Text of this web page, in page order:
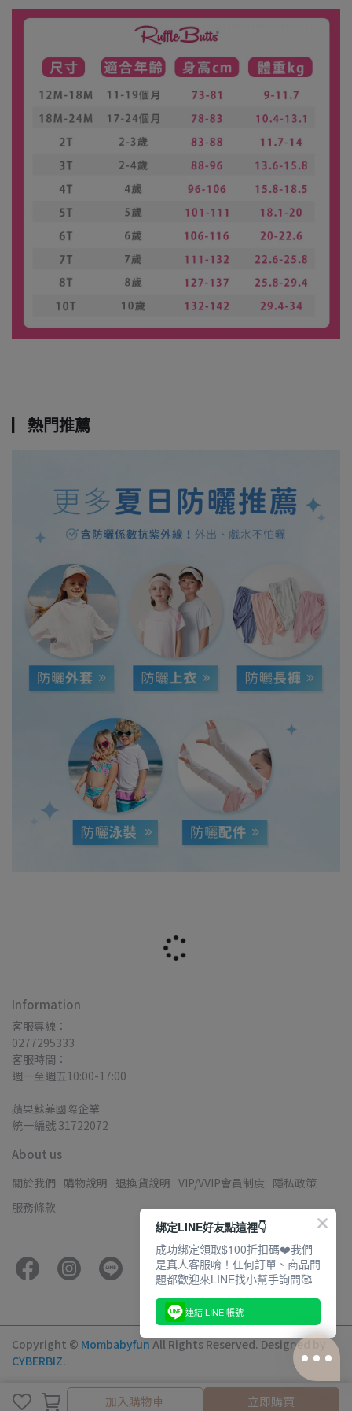
加入購物車
加入購物車 立即購買
▏熱門推薦
Information
客服專線：
0277295333
客服時間：
週一至週五10:00-17:00
蘋果蘇菲國際企業
統一編號:31722072
About us
關於我們 購物說明 退換貨說明 VIP/VVIP會員制度 隱私政策
服務條款
Copyright © Mombabyfun All Rights Reserved. Designed by
CYBERBIZ.
綁定LINE好友點這裡👇
成功綁定領取$100折扣碼❤️我們
是真人客服唷！任何訂單、商品問
題都歡迎來LINE找小幫手詢問🥰
連結 LINE 帳號